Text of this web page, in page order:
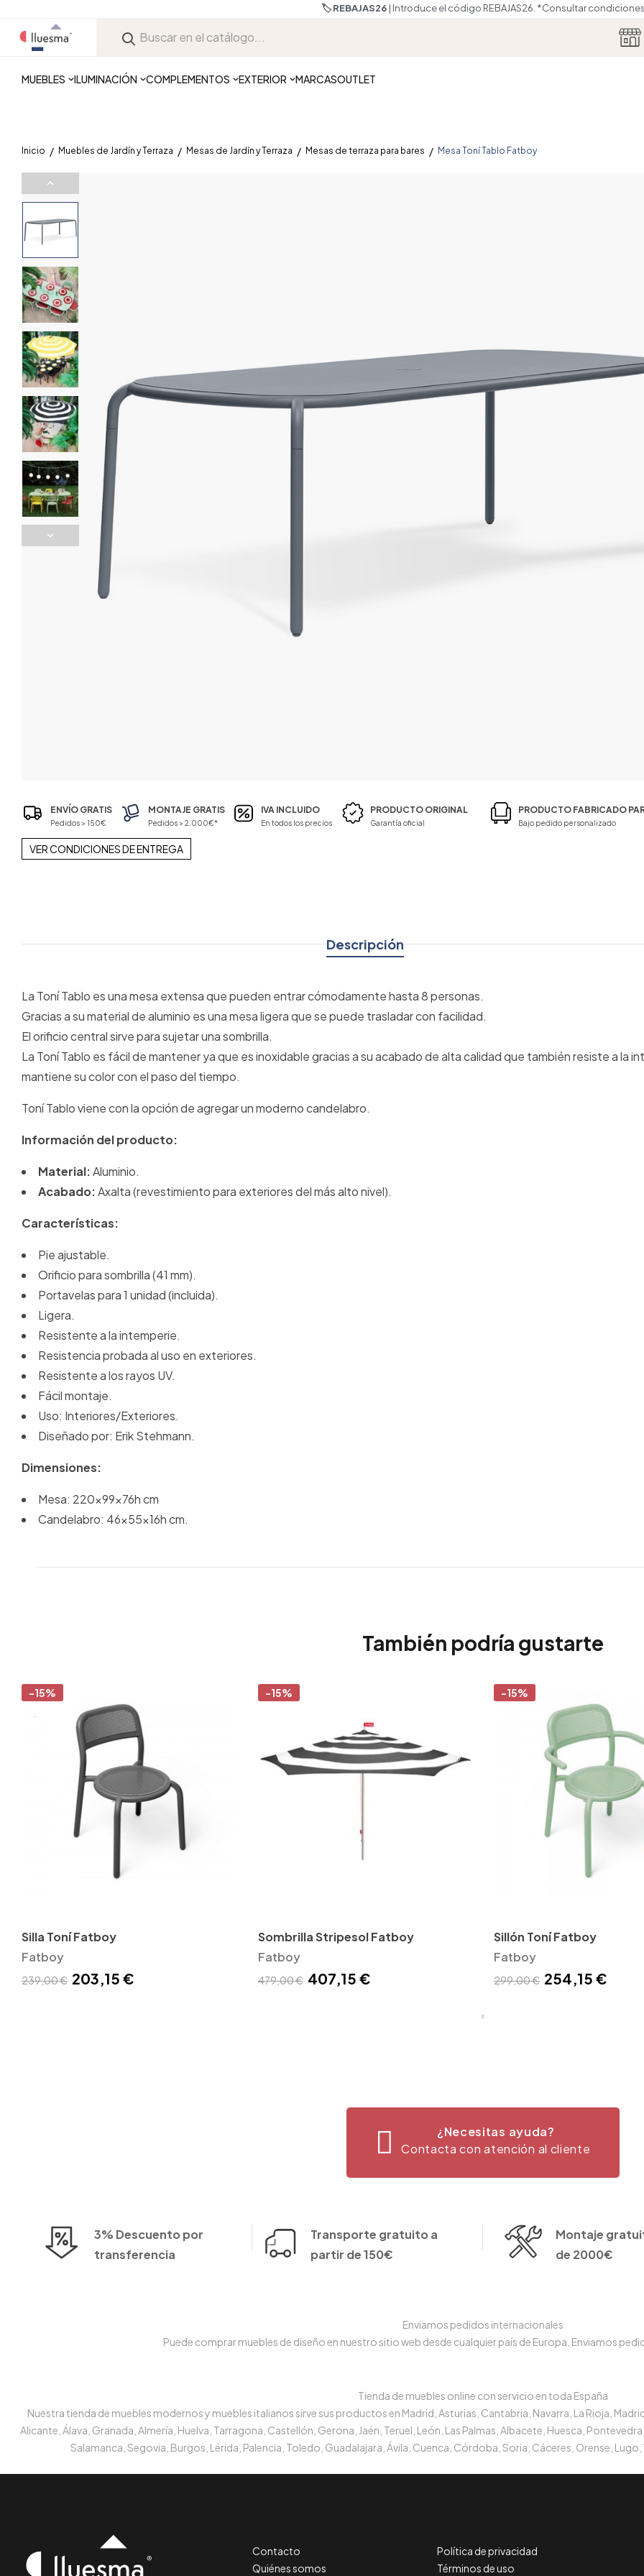
🏷️ REBAJAS26| Introduce el código REBAJAS26. *Consultar
MUEBLES ILUMINACIÓN COMPLEMENTOS EXTERIOR MARCASOUTLET
Inicio Muebles de Jardín y Terraza Mesas de Jardín y Terraza Mesas de terraza para bares Mesa Toní Tablo Fatboy
ENVÍO GRATIS
Pedidos > 150€
MONTAJE GRATIS
Pedidos > 2.000€*
IVA INCLUIDO
En todos los precios
PRODUCTO ORIGINAL
Garantía oficial
PRODUCTO FABRICADO
Bajo pedido personalizado
VER CONDICIONES DE ENTREGA
Descripción
La Toní Tablo es una mesa extensa que pueden entrar cómodamente hasta 8 personas.
Gracias a su material de aluminio es una mesa ligera que se puede trasladar con facilidad.
El orificio central sirve para sujetar una sombrilla.
La Toní Tablo es fácil de mantener ya que es inoxidable gracias a su acabado de alta calidad que también resiste a la
mantiene su color con el paso del tiempo.
Toní Tablo viene con la opción de agregar un moderno candelabro.
Información del producto:
Material:Aluminio.
Acabado:Axalta (revestimiento para exteriores del más alto nivel).
Características:
Pie ajustable.
Orificio para sombrilla (41 mm).
Portavelas para 1 unidad (incluida).
Ligera.
Resistente a la intemperie.
Resistencia probada al uso en exteriores.
Resistente a los rayos UV.
Fácil montaje.
Uso: Interiores/Exteriores.
Diseñado por: Erik Stehmann.
Dimensiones:
Mesa: 220x99x76h cm
Candelabro: 46x55x16h cm.
También podría gustarte
-15%
Silla Toní Fatboy
Fatboy
239,00 € 203,15 €
-15%
Sombrilla Stripesol Fatboy
Fatboy
479,00 € 407,15 €
-15%
Sillón Toní Fatboy
Fatboy
299,00 € 254,15 €
¿Necesitas ayuda?
Contacta con atención al cliente
3% Descuento por
transferencia
Transporte gratuito a
partir de 150€
Montaje
de 2000€
Enviamos pedidos internacionales
Puede comprar muebles de diseño en nuestro sitio web desde cualquier país de Europa, Enviamos
Tienda de muebles online con servicio en toda España
Nuestra tienda de muebles modernos y muebles italianos sirve sus productos en Madrid, Asturias, Cantabria, Navarra, La Rioja,
Alicante, Álava, Granada, Almería, Huelva, Tarragona, Castellón, Gerona, Jaén, Teruel, León, Las Palmas, Albacete, Huesca,
Salamanca, Segovia, Burgos, Lérida, Palencia, Toledo, Guadalajara, Ávila, Cuenca, Córdoba, Soria, Cáceres, Orense,
Contacto
Quiénes somos
Política de privacidad
Términos de uso